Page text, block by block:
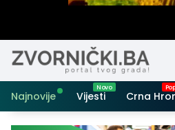
Najnovije Vijesti Crna